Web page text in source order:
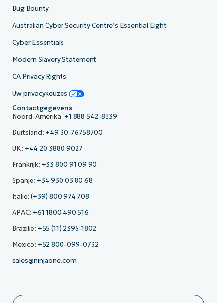
Bug Bounty
Australian Cyber Security Centre’s Essential Eight
Cyber Essentials
Modern Slavery Statement
CA Privacy Rights
Uw privacykeuzes
Contactgegevens
Noord-Amerika: +1 888 542-8339
Duitsland: +49 30-76758700
UK: +44 20 3880 9027
Frankrijk: +33 800 91 09 90
Spanje: +34 930 03 80 68
Italië: (+39) 800 974 708
APAC: +61 1800 490 516
Brazilië: +55 (11) 2395-1802
Mexico: +52 800-099-0732
sales@ninjaone.com